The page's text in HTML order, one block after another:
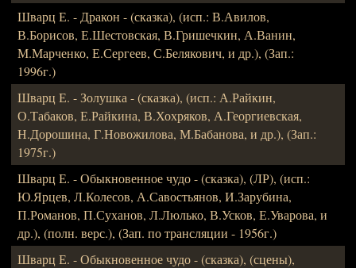
Шварц Е. - Дракон - (сказка), (исп.: В.Авилов,
В.Борисов, Е.Шестовская, В.Гришечкин, А.Ванин,
М.Марченко, Е.Сергеев, С.Белякович, и др.), (Зап.:
1996г.)
Шварц Е. - Золушка - (сказка), (исп.: А.Райкин,
О.Табаков, Е.Райкина, В.Хохряков, А.Георгиевская,
Н.Дорошина, Г.Новожилова, М.Бабанова, и др.), (Зап.:
1975г.)
Шварц Е. - Обыкновенное чудо - (сказка), (ЛР), (исп.:
Ю.Ярцев, Л.Колесов, А.Савостьянов, И.Зарубина,
П.Романов, П.Суханов, Л.Люлько, В.Усков, Е.Уварова, и
др.), (полн. верс.), (Зап. по трансляции - 1956г.)
Шварц Е. - Обыкновенное чудо - (сказка), (сцены),